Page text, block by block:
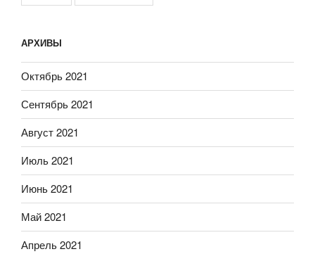
АРХИВЫ
Октябрь 2021
Сентябрь 2021
Август 2021
Июль 2021
Июнь 2021
Май 2021
Апрель 2021